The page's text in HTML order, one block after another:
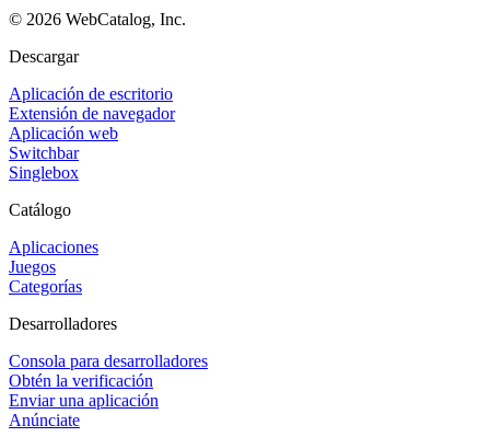
© 2026 WebCatalog, Inc.
Descargar
Aplicación de escritorio
Extensión de navegador
Aplicación web
Switchbar
Singlebox
Catálogo
Aplicaciones
Juegos
Categorías
Desarrolladores
Consola para desarrolladores
Obtén la verificación
Enviar una aplicación
Anúnciate